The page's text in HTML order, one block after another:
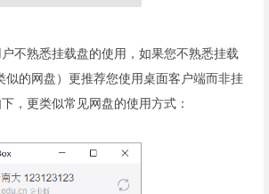
不熟悉挂载盘的使用，如果您不熟悉挂载
似的网盘）更推荐您使用桌面客户端而非挂
，更类似常见网盘的使用方式：